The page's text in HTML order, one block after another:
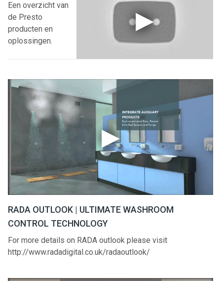
Een overzicht van
de Presto
producten en
oplossingen.
RADA OUTLOOK | ULTIMATE WASHROOM
CONTROL TECHNOLOGY
For more details on RADA outlook please visit
http://www.radadigital.co.uk/radaoutlook/